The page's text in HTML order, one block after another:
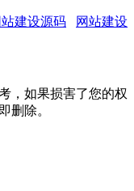
站建设源码
网站建设
，如果损害了您的权
删除。